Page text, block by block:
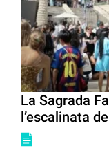
La Sagrada
l’escalinata